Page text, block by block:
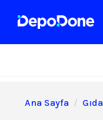
Ana Sayfa Gıda